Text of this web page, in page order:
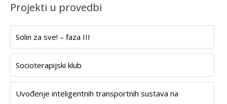
Projekti u provedbi
Solin za sve! – faza III
Socioterapijski klub
Uvođenje inteligentnih transportnih sustava na